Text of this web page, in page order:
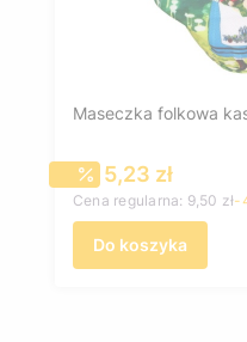
Maseczka folkowa
Cena
5,23 zł
Cena regularna: 9,50 zł-
Do koszyka